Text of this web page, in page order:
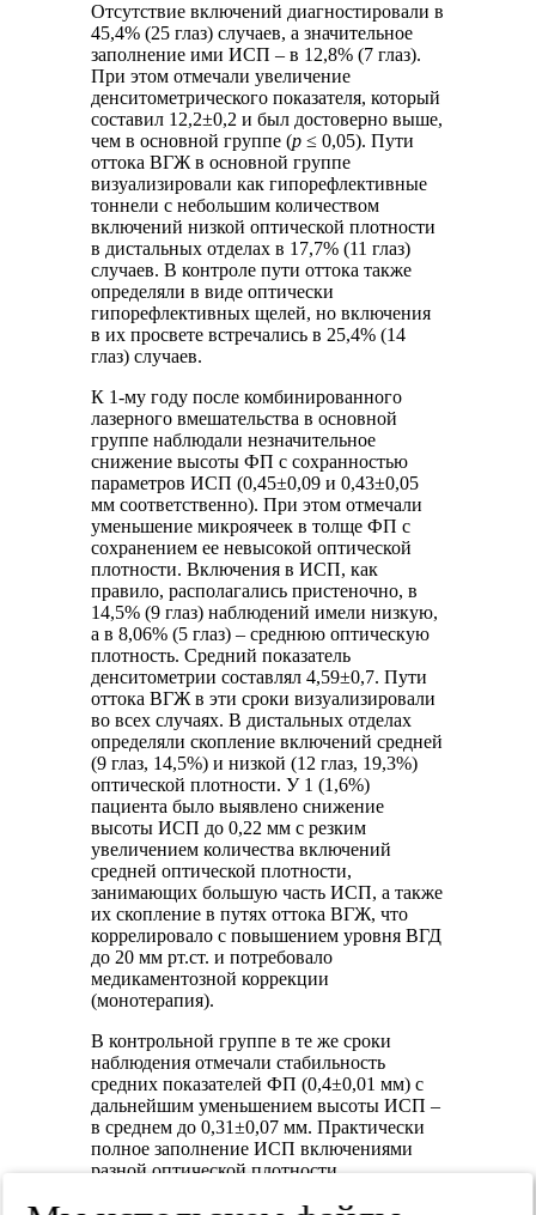
Отсутствие включений диагностировали в
45,4% (25 глаз) случаев, а значительное
заполнение ими ИСП – в 12,8% (7 глаз).
При этом отмечали увеличение
денситометрического показателя, который
составил 12,2±0,2 и был достоверно выше,
чем в основной группе (р ≤ 0,05). Пути
оттока ВГЖ в основной группе
визуализировали как гипорефлективные
тоннели с небольшим количеством
включений низкой оптической плотности
в дистальных отделах в 17,7% (11 глаз)
случаев. В контроле пути оттока также
определяли в виде оптически
гипорефлективных щелей, но включения
в их просвете встречались в 25,4% (14
глаз) случаев.
К 1-му году после комбинированного
лазерного вмешательства в основной
группе наблюдали незначительное
снижение высоты ФП с сохранностью
параметров ИСП (0,45±0,09 и 0,43±0,05
мм соответственно). При этом отмечали
уменьшение микроячеек в толще ФП с
сохранением ее невысокой оптической
плотности. Включения в ИСП, как
правило, располагались пристеночно, в
14,5% (9 глаз) наблюдений имели низкую,
а в 8,06% (5 глаз) – среднюю оптическую
плотность. Средний показатель
денситометрии составлял 4,59±0,7. Пути
оттока ВГЖ в эти сроки визуализировали
во всех случаях. В дистальных отделах
определяли скопление включений средней
(9 глаз, 14,5%) и низкой (12 глаз, 19,3%)
оптической плотности. У 1 (1,6%)
пациента было выявлено снижение
высоты ИСП до 0,22 мм с резким
увеличением количества включений
средней оптической плотности,
занимающих большую часть ИСП, а также
их скопление в путях оттока ВГЖ, что
коррелировало с повышением уровня ВГД
до 20 мм рт.ст. и потребовало
медикаментозной коррекции
(монотерапия).
В контрольной группе в те же сроки
наблюдения отмечали стабильность
средних показателей ФП (0,4±0,01 мм) с
дальнейшим уменьшением высоты ИСП –
в среднем до 0,31±0,07 мм. Практически
полное заполнение ИСП включениями
разной оптической плотности